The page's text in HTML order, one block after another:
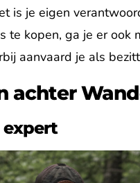
is je eigen
te kopen, ga je er
aanvaard je als
achter
expert